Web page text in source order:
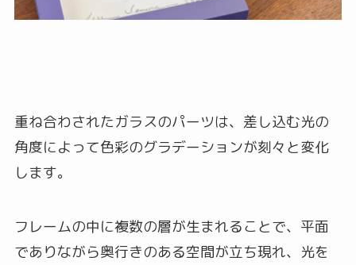
重ね合わされたガラスのパーツは、差し込む光の
角度によって色彩のグラデーションが刻々と変化
します。
フレームの中に複数の層が生まれることで、平面
でありながら奥行きのある空間が立ち現れ、光を